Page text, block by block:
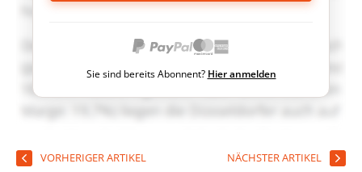
Sie sind bereits Abonnent? Hier anmelden
VORHERIGER ARTIKEL NÄCHSTER ARTIKEL